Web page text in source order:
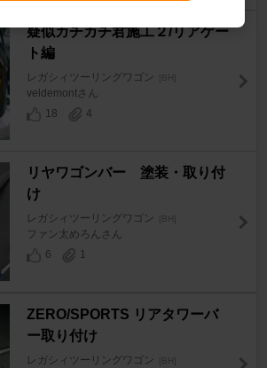
疑似カチカチ君施工２/リアゲー
ト編
レガシィツーリングワゴン [BH]
veldemontさん
18
4
リヤワゴンバー 塗装・取り付
け
レガシィツーリングワゴン [BH]
ファン太めろんさん
6
1
ZERO/SPORTS リアタワーバ
ー取り付け
レガシィツーリングワゴン [BH]